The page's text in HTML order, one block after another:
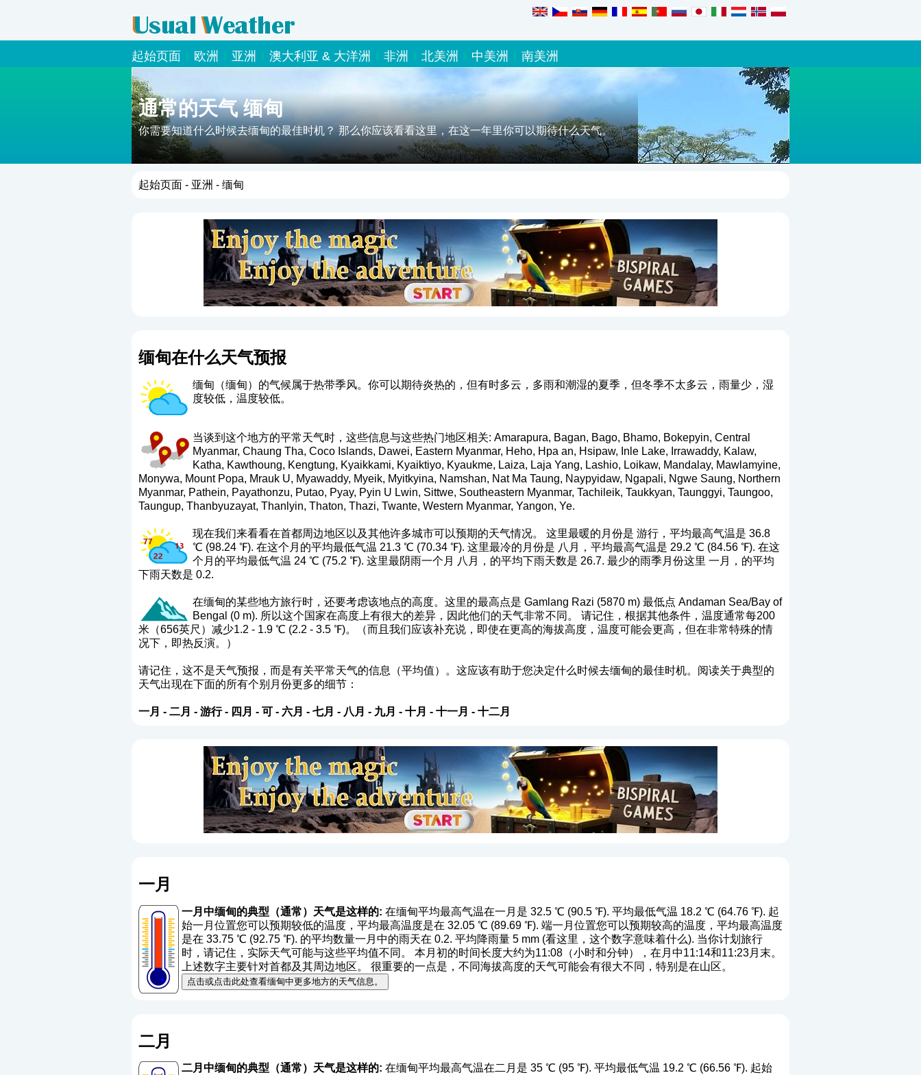
起始页面 欧洲 亚洲 澳大利亚 & 大洋洲 非洲 北美洲 中美洲 南美洲
通常的天气 缅甸
你需要知道什么时候去缅甸的最佳时机？ 那么你应该看看这里，在这一年里你可以期待什么天气。
起始页面- 亚洲 - 缅甸
缅甸在什么天气预报
缅甸（缅甸）的气候属于热带季风。你可以期待炎热的，但有时多云，多雨和潮湿的夏季，但冬季不太多云，雨量少，湿
度较低，温度较低。
当谈到这个地方的平常天气时，这些信息与这些热门地区相关: Amarapura, Bagan, Bago, Bhamo, Bokepyin, Central
Myanmar, Chaung Tha, Coco Islands, Dawei, Eastern Myanmar, Heho, Hpa an, Hsipaw, Inle Lake, Irrawaddy, Kalaw,
Katha, Kawthoung, Kengtung, Kyaikkami, Kyaiktiyo, Kyaukme, Laiza, Laja Yang, Lashio, Loikaw, Mandalay, Mawlamyine,
Monywa, Mount Popa, Mrauk U, Myawaddy, Myeik, Myitkyina, Namshan, Nat Ma Taung, Naypyidaw, Ngapali, Ngwe Saung, Northern
Myanmar, Pathein, Payathonzu, Putao, Pyay, Pyin U Lwin, Sittwe, Southeastern Myanmar, Tachileik, Taukkyan, Taunggyi, Taungoo,
Taungup, Thanbyuzayat, Thanlyin, Thaton, Thazi, Twante, Western Myanmar, Yangon, Ye.
现在我们来看看在首都周边地区以及其他许多城市可以预期的天气情况。 这里最暖的月份是 游行，平均最高气温是 36.8
℃ (98.24 ℉). 在这个月的平均最低气温 21.3 ℃ (70.34 ℉). 这里最冷的月份是 八月，平均最高气温是 29.2 ℃ (84.56 ℉). 在这
个月的平均最低气温 24 ℃ (75.2 ℉). 这里最阴雨一个月 八月，的平均下雨天数是 26.7. 最少的雨季月份这里 一月，的平均
下雨天数是 0.2.
在缅甸的某些地方旅行时，还要考虑该地点的高度。这里的最高点是 Gamlang Razi (5870 m) 最低点 Andaman Sea/Bay of
Bengal (0 m). 所以这个国家在高度上有很大的差异，因此他们的天气非常不同。 请记住，根据其他条件，温度通常每200
米（656英尺）减少1.2 - 1.9 ℃ (2.2 - 3.5 ℉)。（而且我们应该补充说，即使在更高的海拔高度，温度可能会更高，但在非常特殊的情
况下，即热反演。）
请记住，这不是天气预报，而是有关平常天气的信息（平均值）。这应该有助于您决定什么时候去缅甸的最佳时机。阅读关于典型的
天气出现在下面的所有个别月份更多的细节：
一月 - 二月 - 游行- 四月 - 可- 六月 - 七月 - 八月 - 九月 - 十月 - 十一月 - 十二月
一月
一月中缅甸的典型（通常）天气是这样的: 在缅甸平均最高气温在一月是 32.5 ℃ (90.5 ℉). 平均最低气温 18.2 ℃ (64.76 ℉). 起
始一月位置您可以预期较低的温度，平均最高温度是在 32.05 ℃ (89.69 ℉). 端一月位置您可以预期较高的温度，平均最高温度
是在 33.75 ℃ (92.75 ℉). 的平均数量一月中的雨天在 0.2. 平均降雨量 5 mm (看这里，这个数字意味着什么). 当你计划旅行
时，请记住，实际天气可能与这些平均值不同。 本月初的时间长度大约为11:08（小时和分钟），在月中11:14和11:23月末。
上述数字主要针对首都及其周边地区。 很重要的一点是，不同海拔高度的天气可能会有很大不同，特别是在山区。
点击或点击此处查看缅甸中更多地方的天气信息。
二月
二月中缅甸的典型（通常）天气是这样的: 在缅甸平均最高气温在二月是 35 ℃ (95 ℉). 平均最低气温 19.2 ℃ (66.56 ℉). 起始